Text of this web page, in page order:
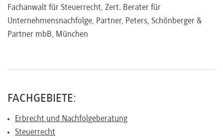
Kontakt
uns
Fachanwalt für Steuerrecht, Zert. Berater für
Unternehmensnachfolge, Partner, Peters, Schönberger &
Partner mbB, München
FACHGEBIETE:
Erbrecht und Nachfolgeberatung
Steuerrecht